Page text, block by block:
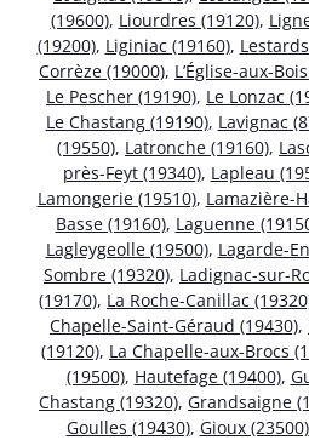
(19600), Liourdres (19120),
(19200), Liginiac (19160),
Corrèze (19000), L’Église-aux-
Le Pescher (19190), Le Lonzac
Le Chastang (19190), Lavignac
(19550), Latronche (19160),
près-Feyt (19340), Lapleau
Lamongerie (19510), Lamazière-
Basse (19160), Laguenne
Lagleygeolle (19500), Lagarde-
Sombre (19320), Ladignac-sur-
(19170), La Roche-Canillac
Chapelle-Saint-Géraud (19430),
(19120), La Chapelle-aux-Brocs
(19500), Hautefage (19400),
Chastang (19320), Grandsaigne
Goulles (19430), Gioux (23500)